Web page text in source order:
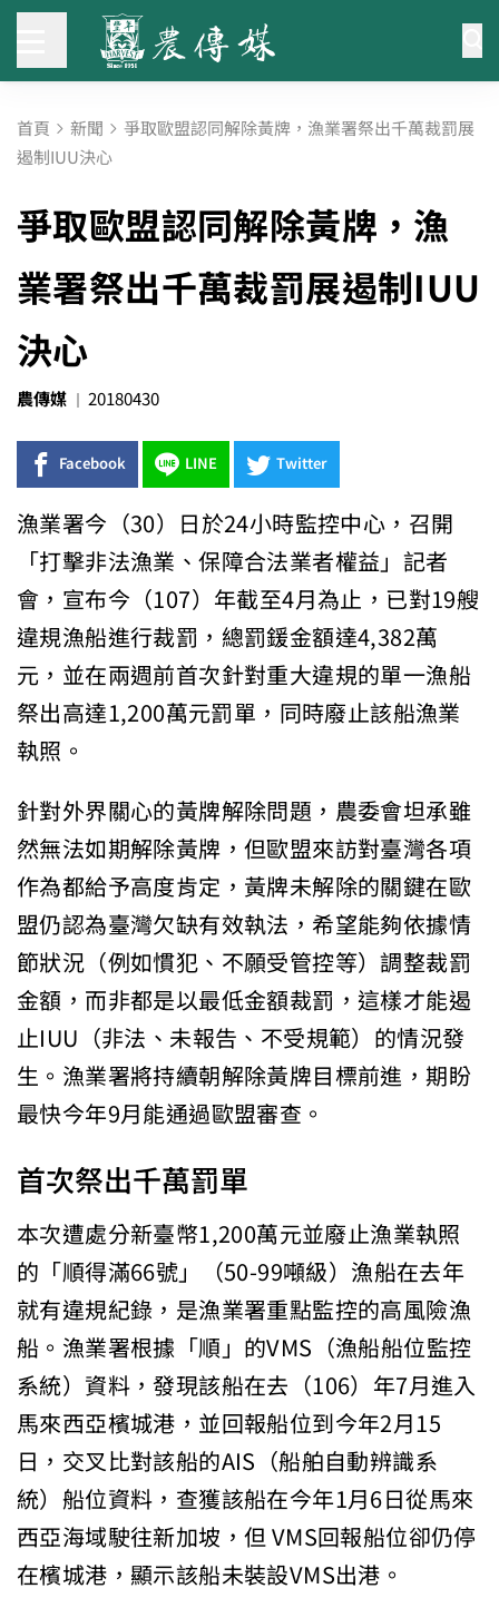
首頁 新聞 爭取歐盟認同解除黃牌，漁業署祭出千萬裁罰展
遏制IUU決心
爭取歐盟認同解除黃牌，漁
業署祭出千萬裁罰展遏制IUU
決心
農傳媒 20180430
Facebook LINE Twitter
漁業署今（30）日於24小時監控中心，召開
「打擊非法漁業、保障合法業者權益」記者
會，宣布今（107）年截至4月為止，已對19艘
違規漁船進行裁罰，總罰鍰金額達4,382萬
元，並在兩週前首次針對重大違規的單一漁船
祭出高達1,200萬元罰單，同時廢止該船漁業
執照。
針對外界關心的黃牌解除問題，農委會坦承雖
然無法如期解除黃牌，但歐盟來訪對臺灣各項
作為都給予高度肯定，黃牌未解除的關鍵在歐
盟仍認為臺灣欠缺有效執法，希望能夠依據情
節狀況（例如慣犯、不願受管控等）調整裁罰
金額，而非都是以最低金額裁罰，這樣才能遏
止IUU（非法、未報告、不受規範）的情況發
生。漁業署將持續朝解除黃牌目標前進，期盼
最快今年9月能通過歐盟審查。
首次祭出千萬罰單
本次遭處分新臺幣1,200萬元並廢止漁業執照
的「順得滿66號」（50-99噸級）漁船在去年
就有違規紀錄，是漁業署重點監控的高風險漁
船。漁業署根據「順」的VMS（漁船船位監控
系統）資料，發現該船在去（106）年7月進入
馬來西亞檳城港，並回報船位到今年2月15
日，交叉比對該船的AIS（船舶自動辨識系
統）船位資料，查獲該船在今年1月6日從馬來
西亞海域駛往新加坡，但 VMS回報船位卻仍停
在檳城港，顯示該船未裝設VMS出港。